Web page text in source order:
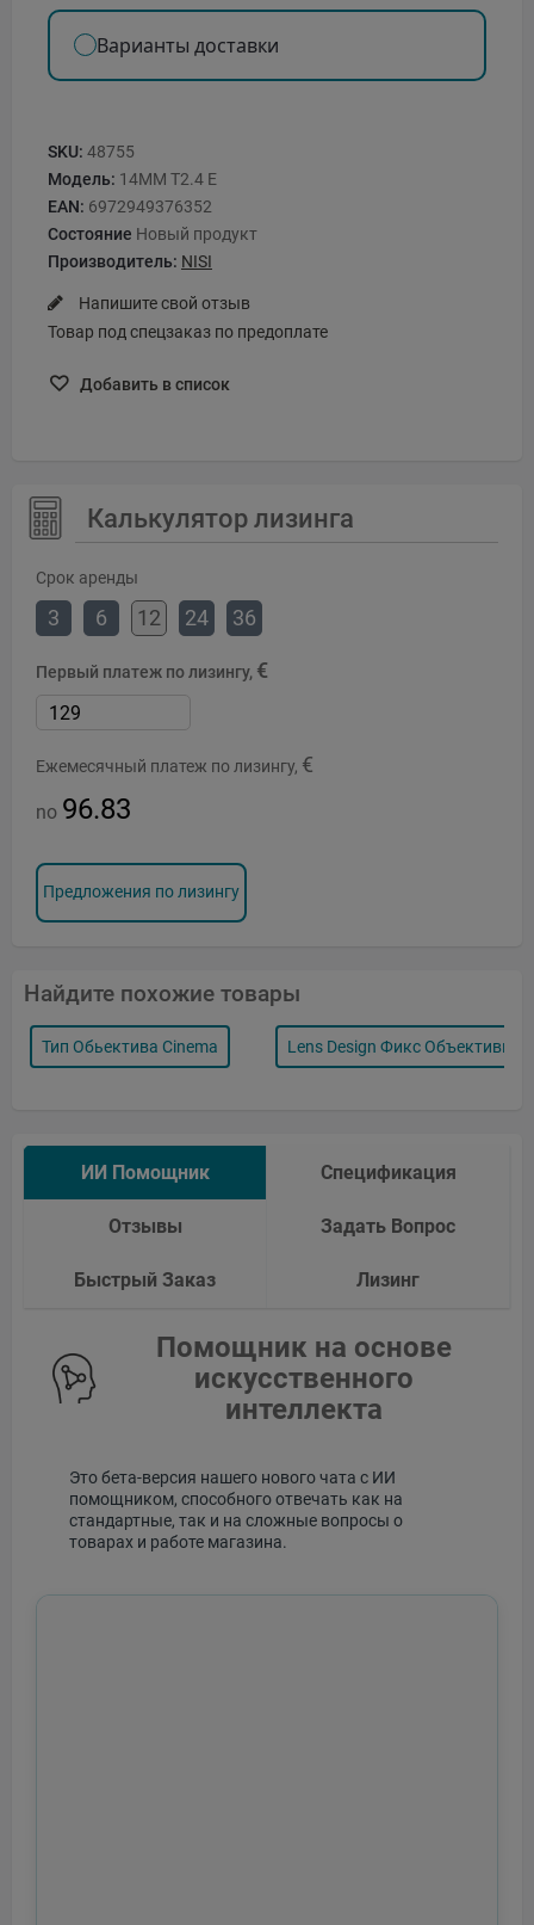
Варианты доставки
SKU: 48755
Модель: 14MM T2.4 E
EAN: 6972949376352
Состояние Новый продукт
Производитель: NISI
Напишите свой отзыв
Товар под спецзаказ по предоплате
Добавить в список
Калькулятор лизинга
Срок аренды
3 6 12 24 36
Первый платеж по лизингу, €
Ежемесячный платеж по лизингу, €
no 96.83
Предложения по лизингу
Найдите похожие товары
Тип Обьектива Cinema Lens Design Фикс Объективы
ИИ Помощник Спецификация
Отзывы Задать Вопрос
Быстрый Заказ Лизинг
Помощник на основе
искусственного
интеллекта
Это бета-версия нашего нового чата с ИИ
помощником, способного отвечать как на
стандартные, так и на сложные вопросы о
товарах и работе магазина.